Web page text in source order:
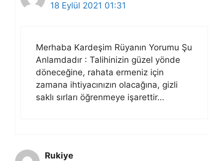
18 Eylül 2021 01:31
Merhaba Kardeşim Rüyanın Yorumu Şu
Anlamdadır : Talihinizin güzel yönde
döneceğine, rahata ermeniz için
zamana ihtiyacınızın olacağına, gizli
saklı sırları öğrenmeye işarettir…
Rukiye